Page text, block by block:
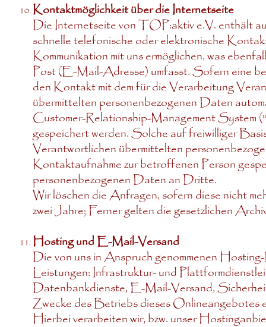
Kontaktmöglichkeit über die Internetseite
Die Internetseite von TOP:aktiv e.V. enthält
schnelle telefonische oder elektronische
Kommunikation mit uns ermöglichen, was
Post (E-Mail-Adresse) umfasst. Sofern eine
den Kontakt mit dem für die Verarbeitung
übermittelten personenbezogenen Daten
Customer-Relationship-Management
gespeichert werden. Solche auf freiwilliger
Verantwortlichen übermittelten
Kontaktaufnahme zur betroffenen Person
personenbezogenen Daten an Dritte.
Wir löschen die Anfragen, sofern diese nicht
zwei Jahre; Ferner gelten die gesetzlichen
Hosting und E-Mail-Versand
Die von uns in Anspruch genommenen
Leistungen: Infrastruktur- und
Datenbankdienste, E-Mail-Versand,
Zwecke des Betriebs dieses Onlineangebotes
Hierbei verarbeiten wir, bzw. unser